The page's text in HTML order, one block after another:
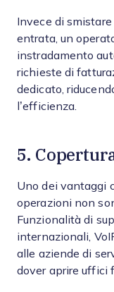
Invece di
entrata, un
instradamento
richieste di
dedicato,
l’efficienza.
5.
Uno dei vantaggi
operazioni non
Funzionalità di
internazionali,
alle aziende di
dover aprire uffici